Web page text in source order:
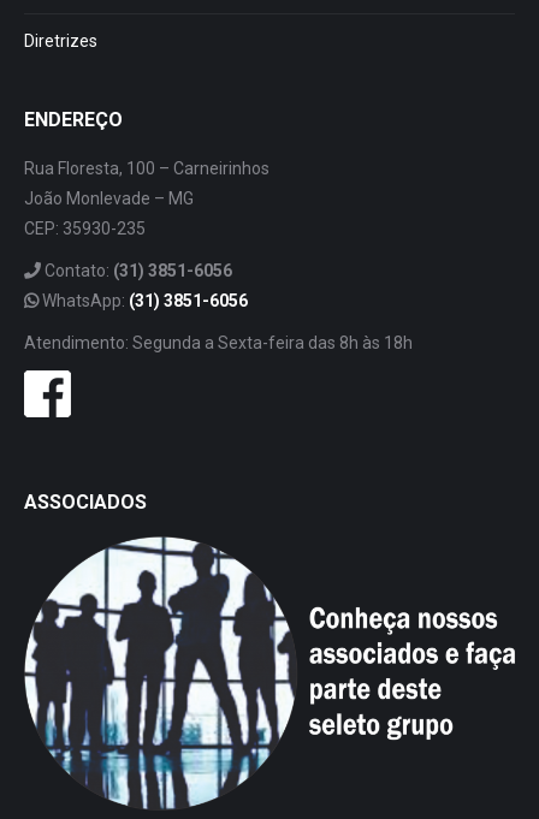
Diretrizes
ENDEREÇO
Rua Floresta, 100 – Carneirinhos
João Monlevade – MG
CEP: 35930-235
Contato: (31) 3851-6056
WhatsApp: (31) 3851-6056
Atendimento: Segunda a Sexta-feira das 8h às 18h
ASSOCIADOS